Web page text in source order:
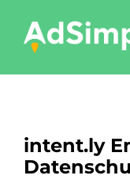
content
Tools
intent.ly